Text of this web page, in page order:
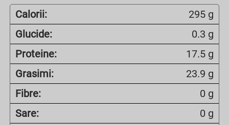
Calorii:
295 g
Glucide:
0.3 g
Proteine:
17.5 g
Grasimi:
23.9 g
Fibre:
0 g
Sare:
0 g